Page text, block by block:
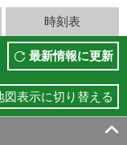
時刻表
最新情報に更新
図表示に切り替える
